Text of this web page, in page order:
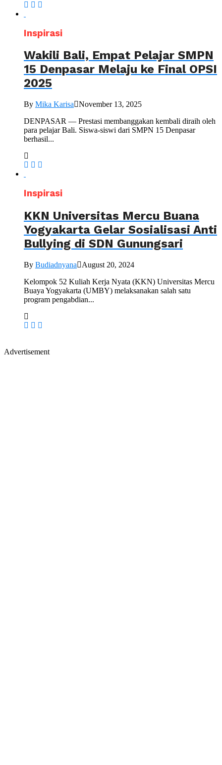
Inspirasi
Wakili Bali, Empat Pelajar SMPN
15 Denpasar Melaju ke Final OPSI
2025
By Mika Karisa
November 13, 2025
DENPASAR — Prestasi membanggakan kembali diraih oleh
para pelajar Bali. Siswa-siswi dari SMPN 15 Denpasar
berhasil...
Inspirasi
KKN Universitas Mercu Buana
Yogyakarta Gelar Sosialisasi Anti
Bullying di SDN Gunungsari
By Budiadnyana
August 20, 2024
Kelompok 52 Kuliah Kerja Nyata (KKN) Universitas Mercu
Buaya Yogyakarta (UMBY) melaksanakan salah satu
program pengabdian...
Advertisement